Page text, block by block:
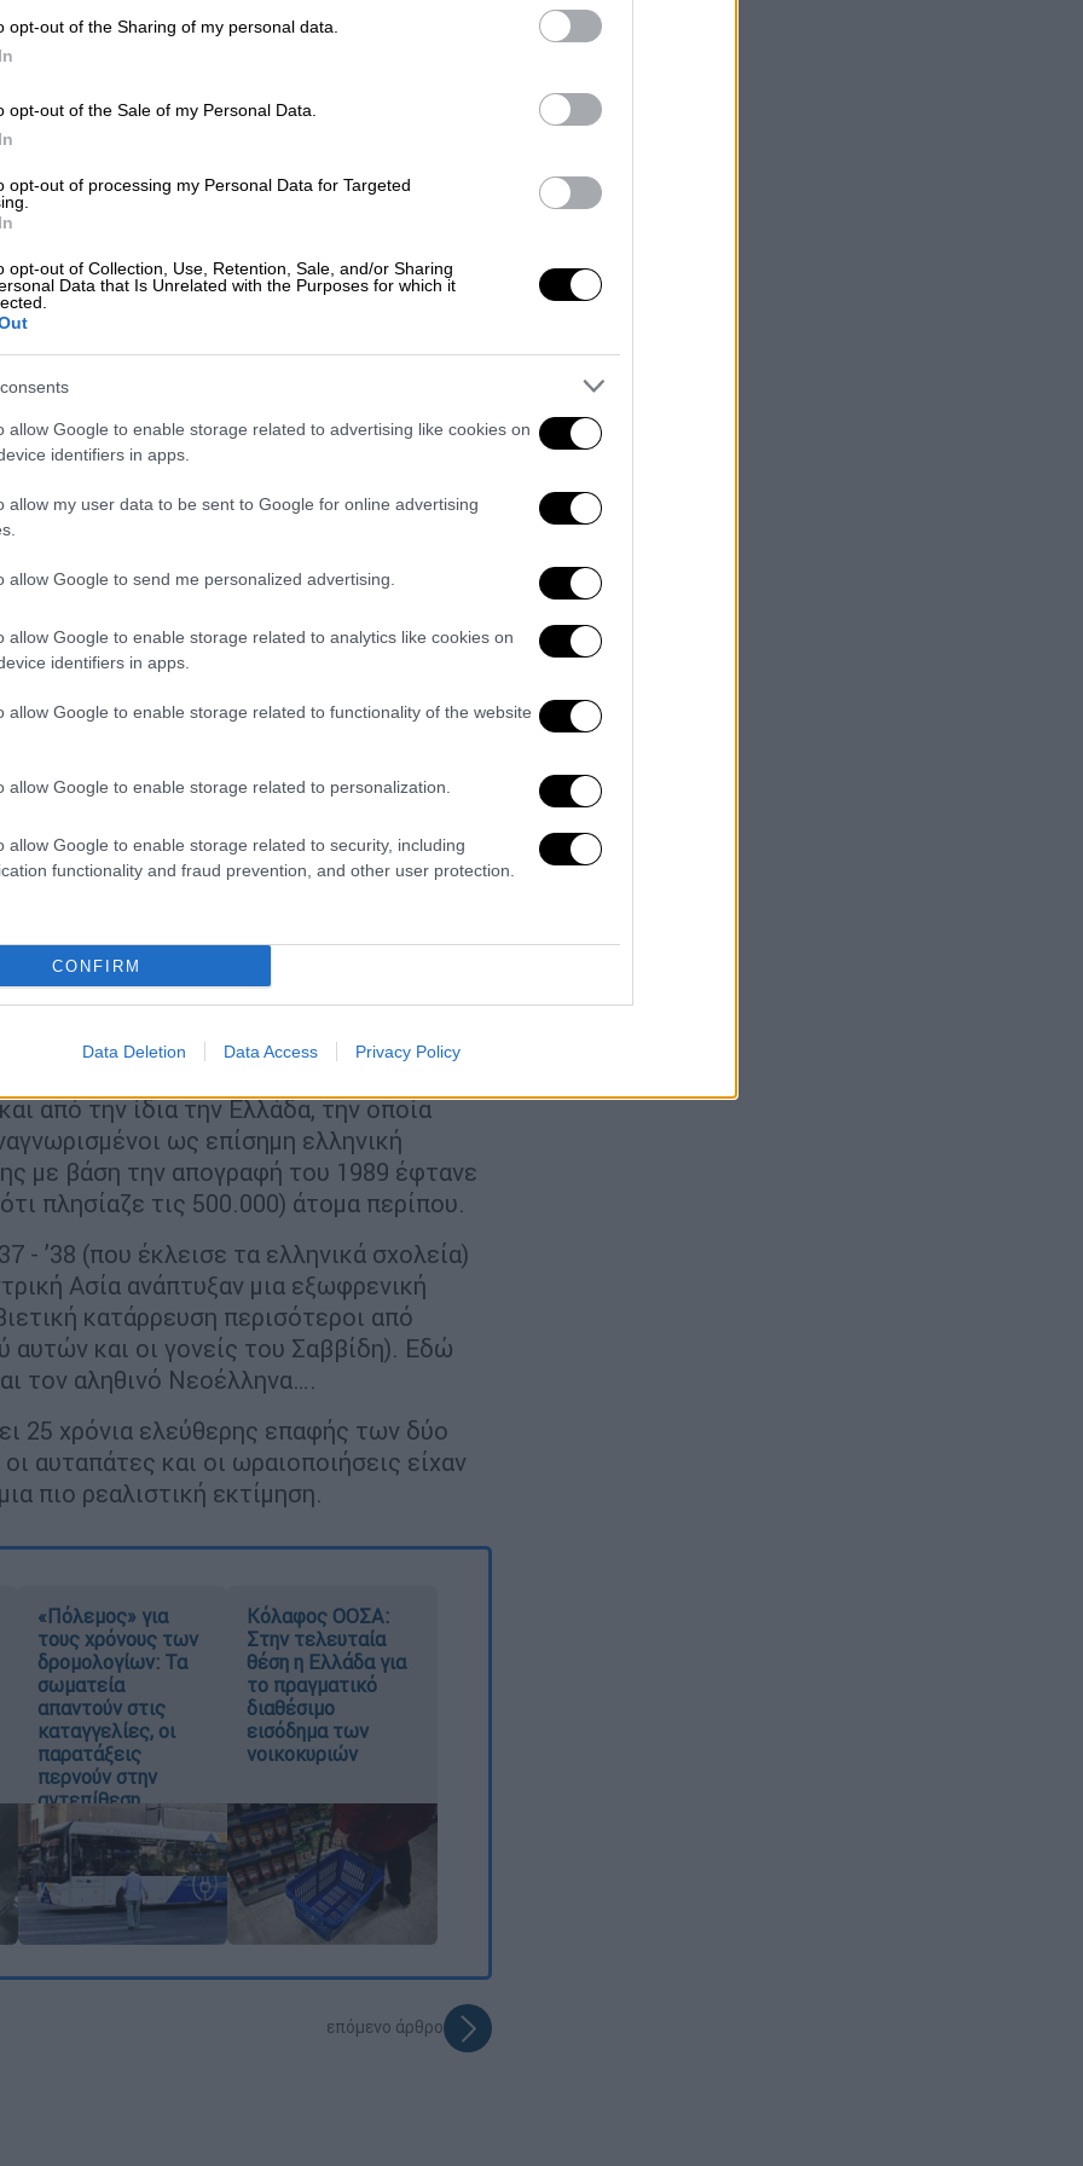
opt-out of the Sharing of my personal data.
opt-out of the Sale of my Personal Data.
opt-out of processing my Personal Data for Targeted
opt-out of Collection, Use, Retention, Sale, and/or Sharing
Data that Is Unrelated with the Purposes for which it
allow Google to enable storage related to advertising like cookies on
identifiers in apps.
allow my user data to be sent to Google for online advertising
allow Google to send me personalized advertising.
allow Google to enable storage related to analytics like cookies on
identifiers in apps.
allow Google to enable storage related to functionality of the website
allow Google to enable storage related to personalization.
allow Google to enable storage related to security, including
functionality and fraud prevention, and other user protection.
CONFIRM
Data Deletion Data Access Privacy Policy
με τη στέρηση των στοιχειωδών πόρων
της ΕΣΣΔ το 2012 από τον ανάλγητο
από την ανέχεια μεγάλο αριθμό
ρωσικά και να χρησιμοποιεί μεταφραστή
και επικριτικά σχόλια. Εάν αγνοήσουμε
Ανδριανόπουλου
-εμφανίστηκαν πλήθος
χώρο. Στο πλαίσιο του
η σχετική αναφορά του
Στην καλύτερη εκδοχή, τα σχόλια
συνθηκών διαμόρφωσης του νέου
και στην απόλυτη άγνοια της ιστορίας
από ελληνόφωνο πληθυσμό. Ιστορικά
δευτερεύον στοιχείο στην εθνική
προέλευση
και η συνείδηση περί
ότι στις πρώτες ελληνικές συνεδριάσεις
τόπος στη Βουλή των Ελλήνων λόγω
των Βουλευτών. Επίσης, η γλώσσα
με τους συντρόφους του πριν τινάξει
αλβανική. Χωρίς αυτό να σημαίνει
της Διασποράς υπήρξε ο
Άθενς, ο οποίος διετέλεσε
μιλούσε ελάχιστα ελληνικά και η
γλώσσα. Αυτό δεν σήμαινε τίποτα όμως
υπέρ του ελληνισμού….
τον ελληνισμό που μεγαλούργησε από
σοβιετική περίοδο έως και το 1937, όταν
διώξεις... Οι πληθυσμοί αυτοί
πλαίσιο των 70 χρόνων, πλήρως
από την ίδια την Ελλάδα, την οποία
ως επίσημη ελληνική
με βάση την απογραφή του 1989 έφτανε
πλησίαζε τις 500.000) άτομα περίπου.
- ’38 (που έκλεισε τα ελληνικά σχολεία)
Ασία ανάπτυξαν μια εξωφρενική
κατάρρευση περισότεροι από
και οι γονείς του Σαββίδη). Εδώ
τον αληθινό Νεοέλληνα….
25 χρόνια ελεύθερης επαφής των δύο
αυταπάτες και οι ωραιοποιήσεις είχαν
πιο ρεαλιστική εκτίμηση.
«Πόλεμος» για
τους χρόνους των
δρομολογίων: Τα
σωματεία
απαντούν στις
καταγγελίες, οι
παρατάξεις
περνούν στην
αντεπίθεση
Κόλαφος ΟΟΣΑ:
Στην τελευταία
θέση η Ελλάδα για
το πραγματικό
διαθέσιμο
εισόδημα των
νοικοκυριών
επόμενο άρθρο